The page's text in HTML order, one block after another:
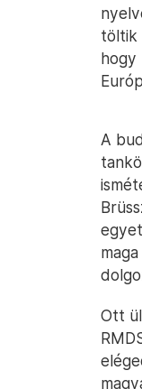
töltik
hogy
A
Ott